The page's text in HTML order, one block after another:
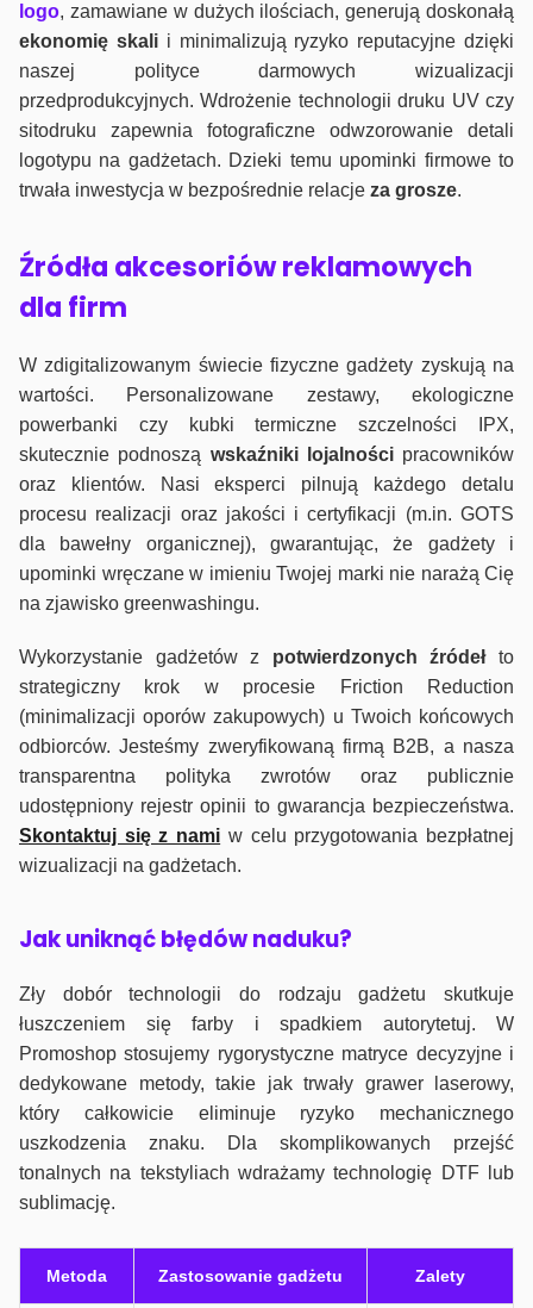
logo, zamawiane w dużych ilościach, generują doskonałą
ekonomię skalii minimalizują ryzyko reputacyjne dzięki
naszej polityce darmowych wizualizacji
przedprodukcyjnych. Wdrożenie technologii druku UV czy
sitodruku zapewnia fotograficzne odwzorowanie detali
logotypu na gadżetach. Dzieki temu upominki firmowe to
trwała inwestycja w bezpośrednie relacje za grosze.
Źródła akcesoriów reklamowych
dla firm
W zdigitalizowanym świecie fizyczne gadżety zyskują na
wartości. Personalizowane zestawy, ekologiczne
powerbanki czy kubki termiczne szczelności IPX,
skutecznie podnoszą wskaźniki lojalnościpracowników
oraz klientów. Nasi eksperci pilnują każdego detalu
procesu realizacji oraz jakości i certyfikacji (m.in. GOTS
dla bawełny organicznej), gwarantując, że gadżety i
upominki wręczane w imieniu Twojej marki nie narażą Cię
na zjawisko greenwashingu.
Wykorzystanie gadżetów z potwierdzonych źródełto
strategiczny krok w procesie Friction Reduction
(minimalizacji oporów zakupowych) u Twoich końcowych
odbiorców. Jesteśmy zweryfikowaną firmą B2B, a nasza
transparentna polityka zwrotów oraz publicznie
udostępniony rejestr opinii to gwarancja bezpieczeństwa.
Skontaktuj się z nami w celu przygotowania bezpłatnej
wizualizacji na gadżetach.
Jak uniknąć błędów naduku?
Zły dobór technologii do rodzaju gadżetu skutkuje
łuszczeniem się farby i spadkiem autorytetuj. W
Promoshop stosujemy rygorystyczne matryce decyzyjne i
dedykowane metody, takie jak trwały grawer laserowy,
który całkowicie eliminuje ryzyko mechanicznego
uszkodzenia znaku. Dla skomplikowanych przejść
tonalnych na tekstyliach wdrażamy technologię DTF lub
sublimację.
Metoda Zastosowanie gadżetu Zalety